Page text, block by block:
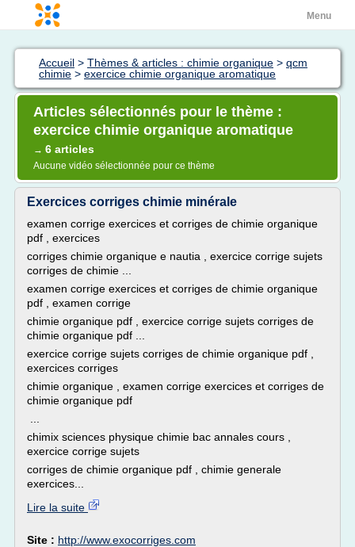
Menu
Accueil > Thèmes & articles : chimie organique > qcm
chimie > exercice chimie organique aromatique
Articles sélectionnés pour le thème :
exercice chimie organique aromatique
→ 6 articles
Aucune vidéo sélectionnée pour ce thème
Exercices corriges chimie minérale
examen corrige exercices et corriges de chimie organique
pdf , exercices
corriges chimie organique e nautia , exercice corrige sujets
corriges de chimie ...
examen corrige exercices et corriges de chimie organique
pdf , examen corrige
chimie organique pdf , exercice corrige sujets corriges de
chimie organique pdf ...
exercice corrige sujets corriges de chimie organique pdf ,
exercices corriges
chimie organique , examen corrige exercices et corriges de
chimie organique pdf
chimix sciences physique chimie bac annales cours ,
exercice corrige sujets
corriges de chimie organique pdf , chimie generale
exercices...
Lire la suite
Site : http://www.exocorriges.com